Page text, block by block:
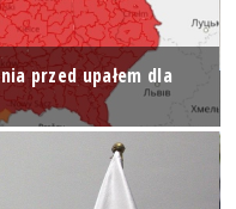
przed upałem dla